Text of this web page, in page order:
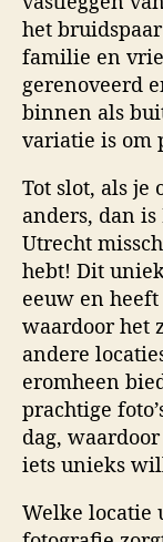
het
familie en
gerenoveerd
binnen als
variatie is om
Tot slot, als je
anders, dan
Utrecht
hebt! Dit
eeuw en
waardoor het
andere
eromheen
prachtige
dag,
iets unieks
Welke locatie